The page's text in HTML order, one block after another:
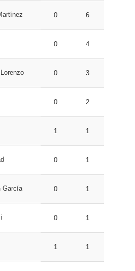
0 6
0 4
0 3
0 2
1 1
0 1
García 0 1
0 1
1 1